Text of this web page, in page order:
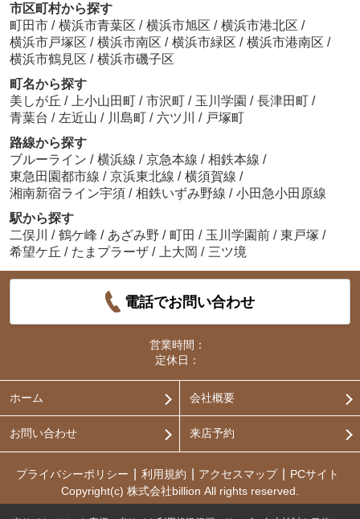
市区町村から探す
町田市 / 横浜市青葉区 / 横浜市旭区 / 横浜市港北区 /
横浜市戸塚区 / 横浜市南区 / 横浜市緑区 / 横浜市港南区 /
横浜市鶴見区 / 横浜市磯子区
町名から探す
美しが丘 / 上小山田町 / 市沢町 / 玉川学園 / 長津田町 /
青葉台 / 左近山 / 川島町 / 六ツ川 / 戸塚町
路線から探す
ブルーライン / 横浜線 / 京急本線 / 相鉄本線 /
東急田園都市線 / 京浜東北線 / 横須賀線 /
湘南新宿ライン宇須 / 相鉄いずみ野線 / 小田急小田原線
駅から探す
二俣川
/ 鶴ケ峰 / あざみ野 / 町田 / 玉川学園前 / 東戸塚 /
希望ケ丘 / たまプラーザ / 上大岡 / 三ツ境
電話でお問い合わせ
営業時間：
定休日：
ホーム 会社概要
お問い合わせ 来店予約
プライバシーポリシー 利用規約 アクセスマップ
PCサイト
Copyright(c) 株式会社billion All rights reserved.